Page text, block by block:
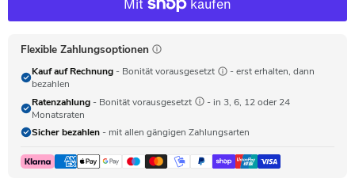
Flexible Zahlungsoptionen
Kauf auf Rechnung - Bonität vorausgesetzt
- erst erhalten, dann
bezahlen
Ratenzahlung - Bonität vorausgesetzt
- in 3, 6, 12 oder 24
Monatsraten
Sicher bezahlen - mit allen gängigen Zahlungsarten